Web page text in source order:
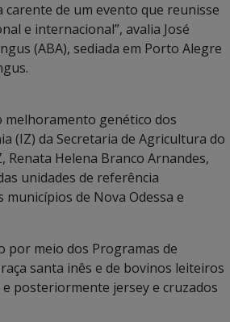
de um evento que reunisse
e internacional”, avalia José
(ABA), sediada em Porto Alegre
genético dos
(IZ) da Secretaria de Agricultura do
Renata Helena Branco Arnandes,
unidades de referência
de Nova Odessa e
por meio dos Programas de
santa inês e de bovinos leiteiros
posteriormente jersey e cruzados